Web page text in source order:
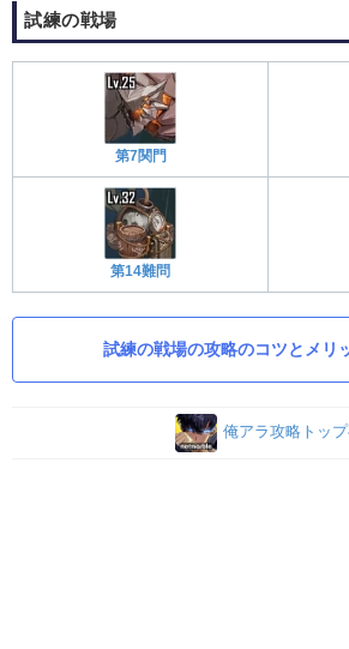
試練の戦場
第7関門
第14難問
試練の戦場の攻略のコツとメリ
俺アラ攻略トッ